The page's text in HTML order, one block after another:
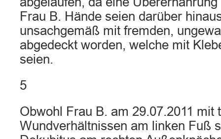
Frau B. Hände seien darüber
unsachgemäß mit fremden,
abgedeckt worden, welche mit
seien.
5
Obwohl Frau B. am 29.07.2011 mit
Wundverhältnissen am linken Fuß